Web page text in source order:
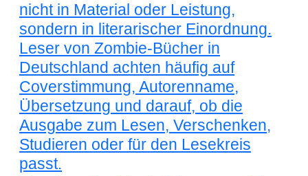
nicht in Material oder Leistung,
sondern in literarischer Einordnung.
Leser von Zombie-Bücher in
Deutschland achten häufig auf
Coverstimmung, Autorenname,
Übersetzung und darauf, ob die
Ausgabe zum Lesen, Verschenken,
Studieren oder für den Lesekreis
passt.